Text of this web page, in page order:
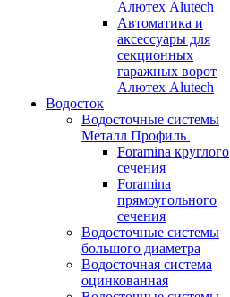
Алютех Alutech
Автоматика и
аксессуары для
секционных
гаражных ворот
Алютех Alutech
Водосток
Водосточные системы
Металл Профиль
Foramina круглого
сечения
Foramina
прямоугольного
сечения
Водосточные системы
большого диаметра
Водосточная система
оцинкованная